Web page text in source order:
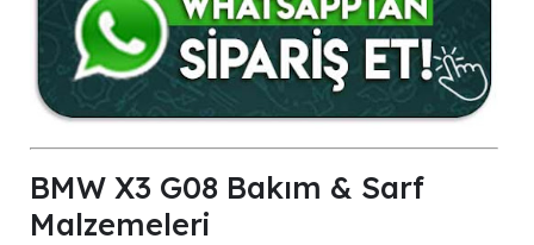
BMW X3 G08 Bakım & Sarf
Malzemeleri